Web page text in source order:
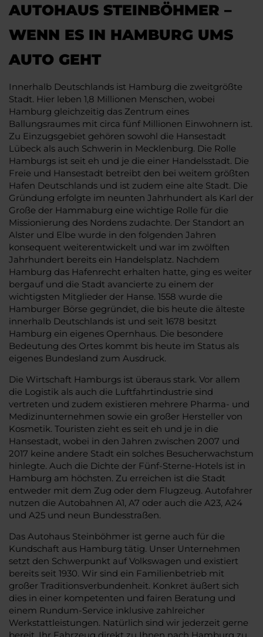
AUTOHAUS STEINBÖHMER –
WENN ES IN HAMBURG UMS
AUTO GEHT
Innerhalb Deutschlands ist Hamburg die zweitgrößte
Stadt. Hier leben 1,8 Millionen Menschen, wobei
Hamburg gleichzeitig das Zentrum eines
Ballungsraumes mit circa fünf Millionen Einwohnern ist.
Zu Einzugsgebiet gehören sowohl die Hansestadt
Lübeck als auch Schwerin in Mecklenburg. Die Rolle
Hamburgs ist seit eh und je die einer Handelsstadt. Die
Freie und Hansestadt betreibt den bei weitem größten
Hafen Deutschlands und ist zudem eine alte Stadt. Die
Gründung erfolgte im neunten Jahrhundert als Karl der
Große der Hammaburg eine wichtige Rolle für die
Missionierung des Nordens zudachte. Der Standort an
Alster und Elbe wurde in den folgenden Jahren
konsequent weiterentwickelt und war im zwölften
Jahrhundert bereits ein Handelsplatz. Nachdem
Hamburg das Hafenrecht erhalten hatte, ging es weiter
bergauf und die Stadt avancierte zu einem der
wichtigsten Mitglieder der Hanse. 1558 wurde die
Hamburger Börse gegründet, die bis heute die älteste
innerhalb Deutschlands ist und seit 1678 besitzt
Hamburg ein eigenes Opernhaus. Die besondere
Bedeutung des Ortes kommt bis heute im Status als
eigenes Bundesland zum Ausdruck.
Die Wirtschaft Hamburgs ist überaus stark. Vor allem
die Logistik als auch die Luftfahrtindustrie sind
vertreten und zudem existieren mehrere Pharma- und
Medizinunternehmen sowie ein großer Hersteller von
Kosmetik. Touristen zieht es seit eh und je in die
Hansestadt, wobei in den Jahren zwischen 2007 und
2017 keine andere Stadt ein solches Besucherwachstum
hinlegte. Auch die Dichte der Fünf-Sterne-Hotels ist in
Hamburg am höchsten. Zu erreichen ist die Stadt
entweder mit dem Zug oder dem Flugzeug. Autofahrer
nutzen die Autobahnen A1, A7 oder auch die A23, A24
und A25 und neun Bundesstraßen.
Das Autohaus Steinböhmer ist gerne auch für die
Kundschaft aus Hamburg tätig. Unser Unternehmen
setzt den Schwerpunkt auf Volkswagen und existiert
bereits seit 1930. Wir sind ein Familienbetrieb mit
großer Traditionsverbundenheit. Konkret äußert sich
dies in einer kompetenten und fairen Beratung und
einem Rundum-Service inklusive zahlreicher
Werkstattleistungen. Natürlich sind wir jederzeit gerne
bereit, Ihr Fahrzeug direkt zu Ihnen nach Hamburg zu